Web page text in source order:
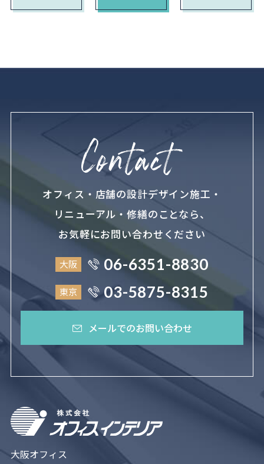
オフィス・店舗の設計デザイン施工・
リニューアル・修繕のことなら、
お気軽にお問い合わせください
大阪 06-6351-8830
東京 03-5875-8315
メールでのお問い合わせ
大阪オフィス